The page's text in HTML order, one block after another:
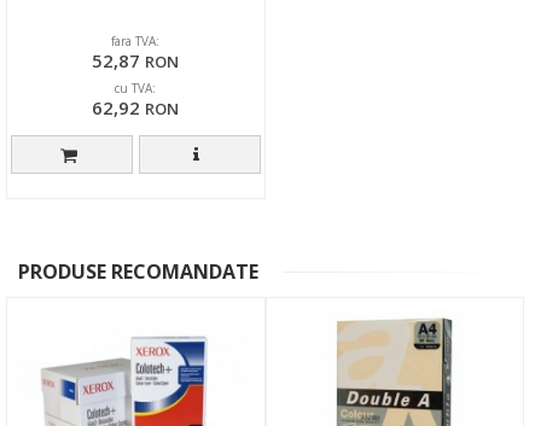
fara TVA:
52,87 RON
cu TVA:
62,92 RON
PRODUSE RECOMANDATE